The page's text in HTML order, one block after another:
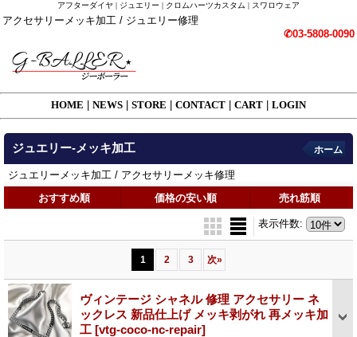
アフターダイヤ | ジュエリー | クロムハーツカスタム | スワロウェア
アクセサリーメッキ加工 / ジュエリー修理
✆03-5808-0090
HOME NEWS STORE CONTACT CART LOGIN
ジュエリー-メッキ加工
ジュエリーメッキ加工 / アクセサリーメッキ修理
ホーム
おすすめ順 価格の安い順 売れ筋順
表示件数:
1 2 3 次»
ヴィンテージ シャネル 修理 アクセサリー ネ
ックレス 新品仕上げ メッキ剥がれ 再メッキ加
工 [vtg-coco-nc-repair]